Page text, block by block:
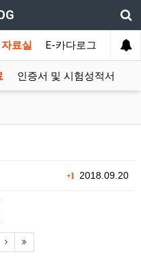
자료실 E-카다로그
인증서 및 시험성적서
+1 2018.09.20